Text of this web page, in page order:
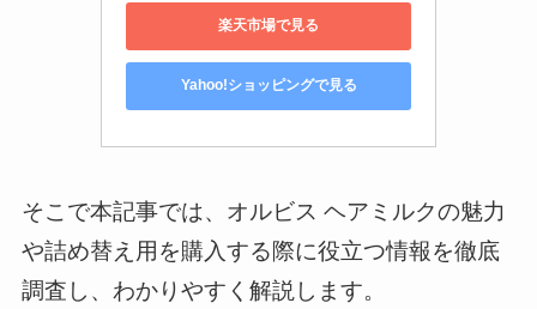
楽天市場で見る
Yahoo!ショッピングで見る
そこで本記事では、オルビス ヘアミルクの魅力
や詰め替え用を購入する際に役立つ情報を徹底
調査し、わかりやすく解説します。